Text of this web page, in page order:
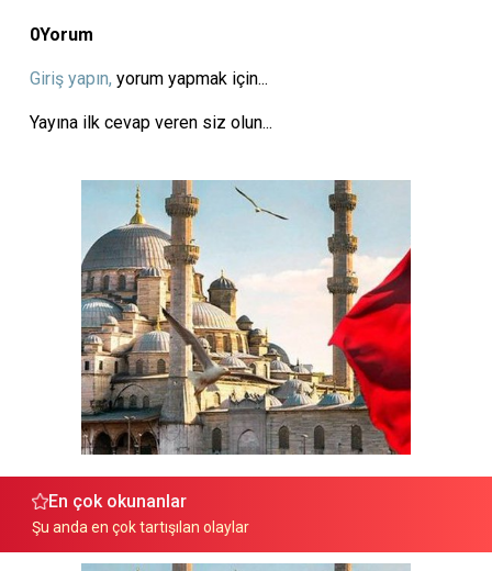
0Yorum
Giriş yapın, yorum yapmak için...
Yayına ilk cevap veren siz olun...
En çok okunanlar
Şu anda en çok tartışılan olaylar